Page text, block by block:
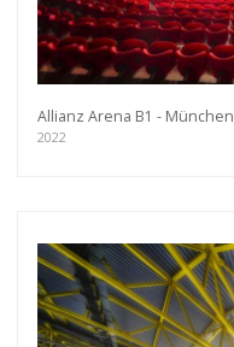
Allianz Arena B1 - München
2022